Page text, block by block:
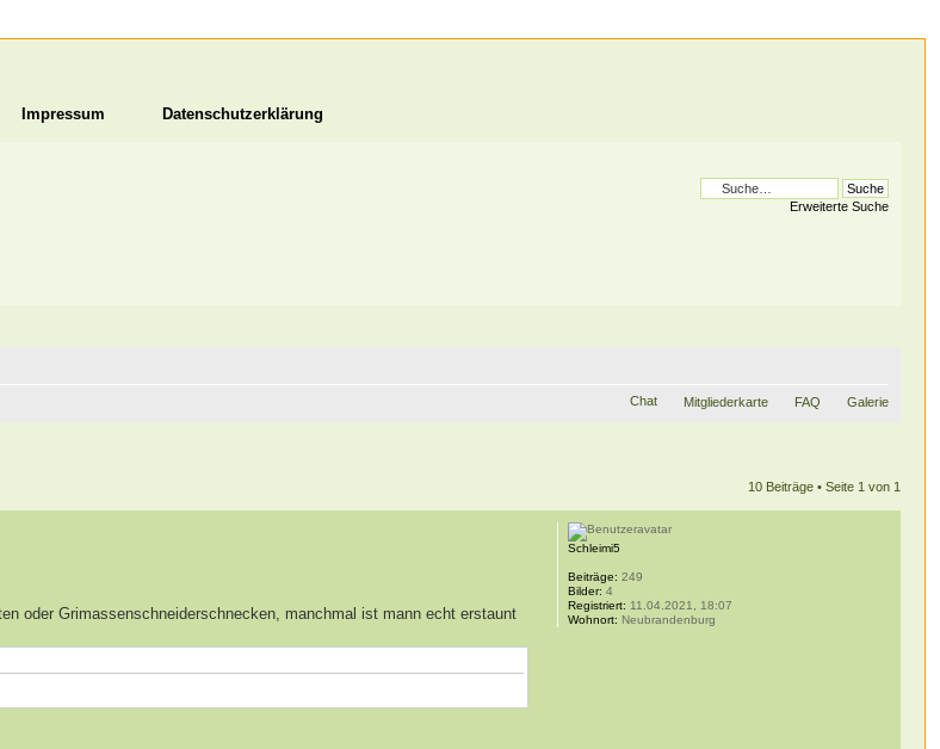
Impressum Datenschutzerklärung
Erweiterte Suche
Chat Mitgliederkarte FAQ Galerie
10 Beiträge • Seite 1 von 1
oder Grimassenschneiderschnecken, manchmal ist mann echt erstaunt
Schleimi5
Beiträge: 249
Bilder: 4
Registriert: 11.04.2021, 18:07
Wohnort: Neubrandenburg